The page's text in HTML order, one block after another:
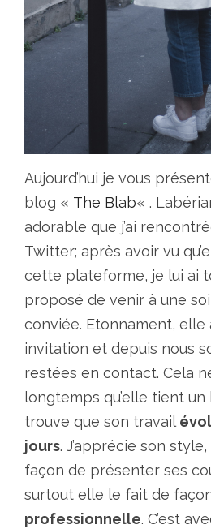
Aujourd’hui je vous
blog « The Blab« .
adorable que j’ai
Twitter; après avoir vu
cette plateforme, je lui ai
proposé de venir à une
conviée. Etonnament, elle
invitation et depuis nous
restées en contact. Cela
longtemps qu’elle tient un
trouve que son travail
jours. J’apprécie son
façon de présenter ses
surtout elle le fait de
professionnelle. C’est